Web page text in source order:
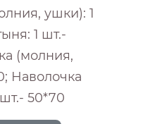
ушки): 1
1 шт.-
(молния,
Наволочка
50*70